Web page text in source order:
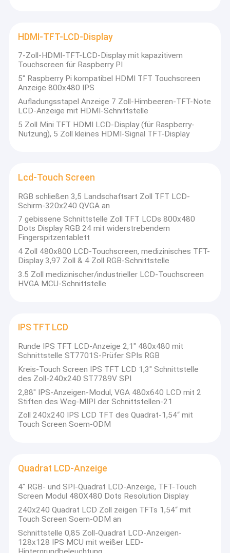
Zu Hause
Produkte
Werksbesichtigung
Qualitätskontrolle
Kontakt mit uns
Neuigkeiten
Fälle
OLED-Anzeigen-Modul
TFT LCD-Anzeige
Anzeige PCAP TFT
HDMI-TFT-LCD-Display
7-Zoll-HDMI-TFT-LCD-Display mit kapazitivem
Touchscreen für Raspberry PI
5" Raspberry Pi kompatibel HDMI TFT Touchscreen
Anzeige 800x480 IPS
Aufladungsstapel Anzeige 7 Zoll-Himbeeren-TFT-Note
LCD-Anzeige mit HDMI-Schnittstelle
5 Zoll Mini TFT HDMI LCD-Display (für Raspberry-
Nutzung), 5 Zoll kleines HDMI-Signal TFT-Display
Lcd-Touch Screen
RGB schließen 3,5 Landschaftsart Zoll TFT LCD-
Schirm-320x240 QVGA an
7 gebissene Schnittstelle Zoll TFT LCDs 800x480
Dots Display RGB 24 mit widerstrebendem
Fingerspitzentablett
4 Zoll 480x800 LCD-Touchscreen, medizinisches TFT-
Display 3,97 Zoll & 4 Zoll RGB-Schnittstelle
3.5 Zoll medizinischer/industrieller LCD-Touchscreen
HVGA MCU-Schnittstelle
IPS TFT LCD
Runde IPS TFT LCD-Anzeige 2,1" 480x480 mit
Schnittstelle ST7701S-Prüfer SPIs RGB
Kreis-Touch Screen IPS TFT LCD 1,3" Schnittstelle
des Zoll-240x240 ST7789V SPI
2,88" IPS-Anzeigen-Modul, VGA 480x640 LCD mit 2
Stiften des Weg-MIPI der Schnittstellen-21
Zoll 240x240 IPS LCD TFT des Quadrat-1,54“ mit
Touch Screen Soem-ODM
Quadrat LCD-Anzeige
4" RGB- und SPI-Quadrat LCD-Anzeige, TFT-Touch
Screen Modul 480X480 Dots Resolution Display
240x240 Quadrat LCD Zoll zeigen TFTs 1,54“ mit
Touch Screen Soem-ODM an
Schnittstelle 0,85 Zoll-Quadrat LCD-Anzeigen-
128x128 IPS MCU mit weißer LED-
Die im Jahr 2007 gegründete ShenZhen SAEF Technology Co.,
Ltd. hat sich der Herstellung und Entwicklung hochwertiger
einem führenden Unternehmen im Bereich der kleinen und
mittleren Displays entwickelt.und seine kontinuierliche
Innovation haben es ihm ermöglicht, eine Reihe von
Erfindungspatenten im Bereich der Ausstellung zu erhalten.Mit
mehr als 14 Jahren Erfahrung bieten wir wettbewerbsfähige
Produkte und Dienstleistungen durch stabile Produktqualität
und professionellen Vor- und Nachverkaufsservice.Die SAEF-
Technologie hat sich die Anerkennung vieler internationaler
Großmarkenunternehmen erworben und eine langfristige und
stabile Zusammenarbeit mit ihnen aufgebaut.
Saef Technology ist ein ISO9001 und Umwelt ISO 14001
Als führender Hersteller auf dem Markt für Display-Module wird
Entwicklung neuer Technologien wie TFT, OLED-
Displays,Integrationslösungen für eingebettete Systeme, und
wir werden unseren Kunden weiterhin Display-Produkte mit
hoher Leistung bieten.